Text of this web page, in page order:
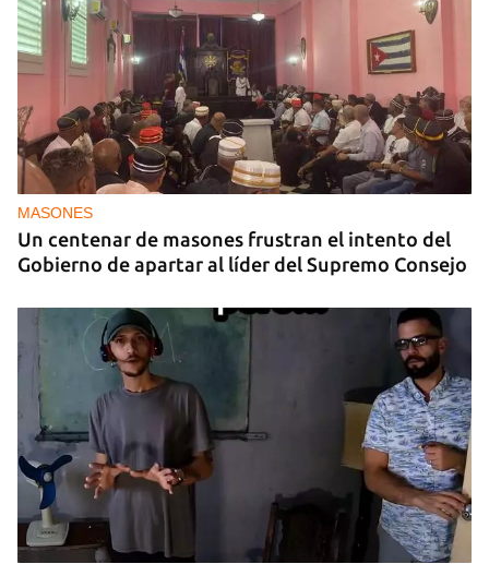
MASONES
Un centenar de masones frustran el intento del
Gobierno de apartar al líder del Supremo Consejo